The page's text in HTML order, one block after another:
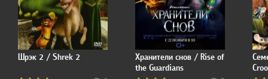
Шрэк 2 / Shrek 2
Хранители снов / Rise of
the Guardians